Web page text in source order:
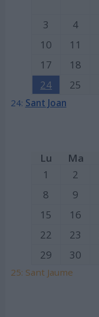
3
4
10
11
17
18
24
25
24: Sant Joan
Lu Ma
1
2
8
9
15
16
22
23
29
30
25: Sant Jaume